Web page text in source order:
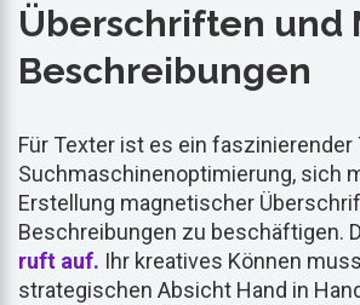
Überschriften und
Beschreibungen
Für Texter ist es ein faszinierender
Suchmaschinenoptimierung, sich
Erstellung magnetischer
Beschreibungen zu beschäftigen.
ruft auf. Ihr kreatives Können
strategischen Absicht Hand in